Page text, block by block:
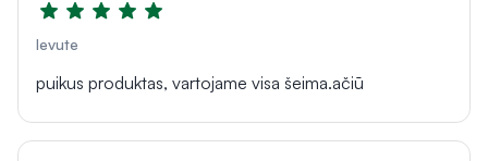
Ievute
puikus produktas, vartojame visa šeima.ačiū